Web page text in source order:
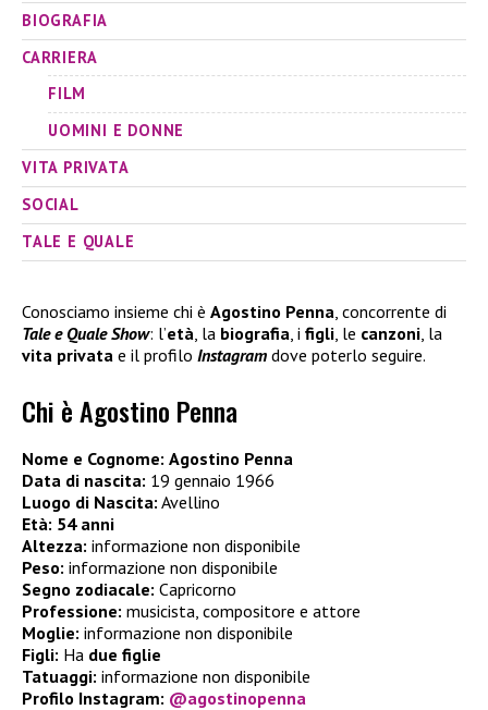
BIOGRAFIA
CARRIERA
FILM
UOMINI E DONNE
VITA PRIVATA
SOCIAL
TALE E QUALE
Conosciamo insieme chi è Agostino Penna, concorrente di
Tale e Quale Show: l’età, la biografia, i figli, le canzoni, la
vita privata e il profilo Instagram dove poterlo seguire.
Chi è Agostino Penna
Nome e Cognome: Agostino Penna
Data di nascita: 19 gennaio 1966
Luogo di Nascita: Avellino
Età: 54 anni
Altezza: informazione non disponibile
Peso: informazione non disponibile
Segno zodiacale: Capricorno
Professione: musicista, compositore e attore
Moglie: informazione non disponibile
Figli: Ha due figlie
Tatuaggi: informazione non disponibile
Profilo Instagram: @agostinopenna